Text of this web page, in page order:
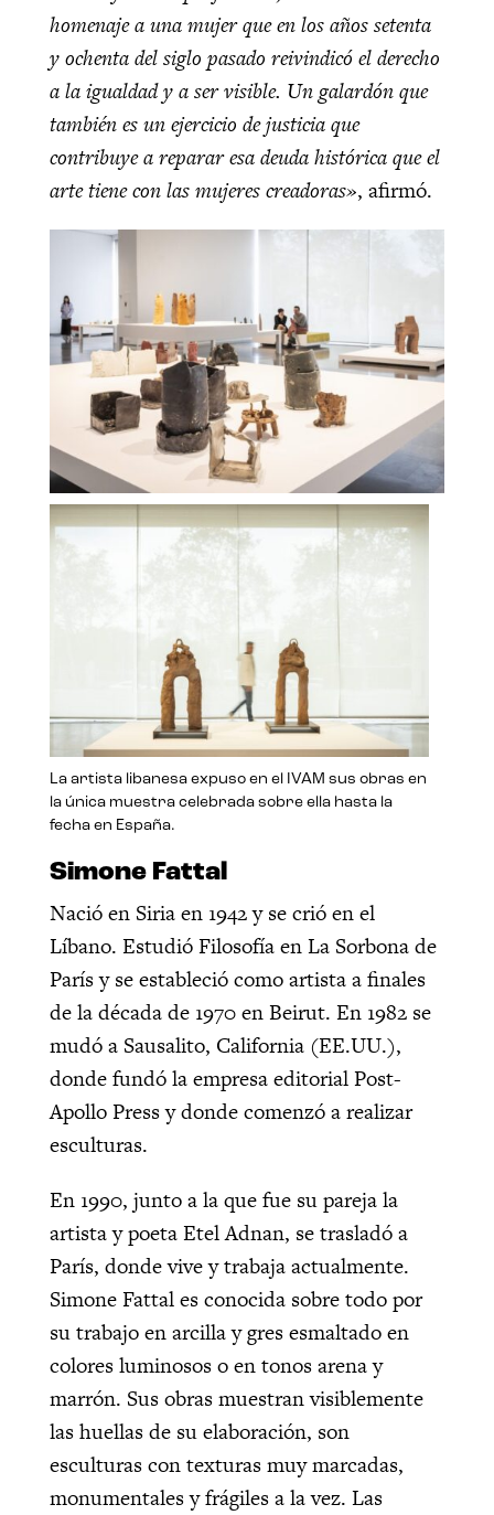
homenaje a una mujer que en los años setenta
y ochenta del siglo pasado reivindicó el derecho
a la igualdad y a ser visible. Un galardón que
también es un ejercicio de justicia que
contribuye a reparar esa deuda histórica que el
arte tiene con las mujeres creadoras», afirmó.
La artista libanesa expuso en el IVAM sus obras en
la única muestra celebrada sobre ella hasta la
fecha en España.
Simone Fattal
Nació en Siria en 1942 y se crió en el
Líbano. Estudió Filosofía en La Sorbona de
París y se estableció como artista a finales
de la década de 1970 en Beirut. En 1982 se
mudó a Sausalito, California (EE.UU.),
donde fundó la empresa editorial Post-
Apollo Press y donde comenzó a realizar
esculturas.
En 1990, junto a la que fue su pareja la
artista y poeta Etel Adnan, se trasladó a
París, donde vive y trabaja actualmente.
Simone Fattal es conocida sobre todo por
su trabajo en arcilla y gres esmaltado en
colores luminosos o en tonos arena y
marrón. Sus obras muestran visiblemente
las huellas de su elaboración, son
esculturas con texturas muy marcadas,
monumentales y frágiles a la vez. Las